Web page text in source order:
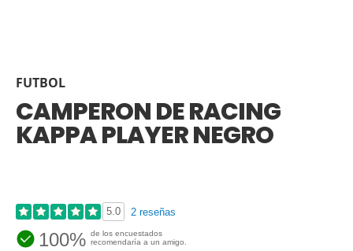
FUTBOL
CAMPERON DE RACING
KAPPA PLAYER NEGRO
5.0 2 reseñas
100% de los encuestados
recomendaría a un amigo.